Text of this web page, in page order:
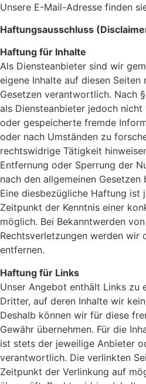
Unsere E-Mail-Adresse finden
Haftungsausschluss
Haftung für Inhalte
Als Diensteanbieter sind wir
eigene Inhalte auf diesen Seiten
Gesetzen verantwortlich. Nach
als Diensteanbieter jedoch
oder gespeicherte fremde
oder nach Umständen zu
rechtswidrige Tätigkeit
Entfernung oder Sperrung der
nach den allgemeinen
Eine diesbezügliche Haftung ist
Zeitpunkt der Kenntnis einer
möglich. Bei Bekanntwerden
Rechtsverletzungen werden wir
entfernen.
Haftung für Links
Unser Angebot enthält Links zu
Dritter, auf deren Inhalte wir
Deshalb können wir für diese
Gewähr übernehmen. Für die
ist stets der jeweilige Anbieter
verantwortlich. Die verlinkten
Zeitpunkt der Verlinkung auf